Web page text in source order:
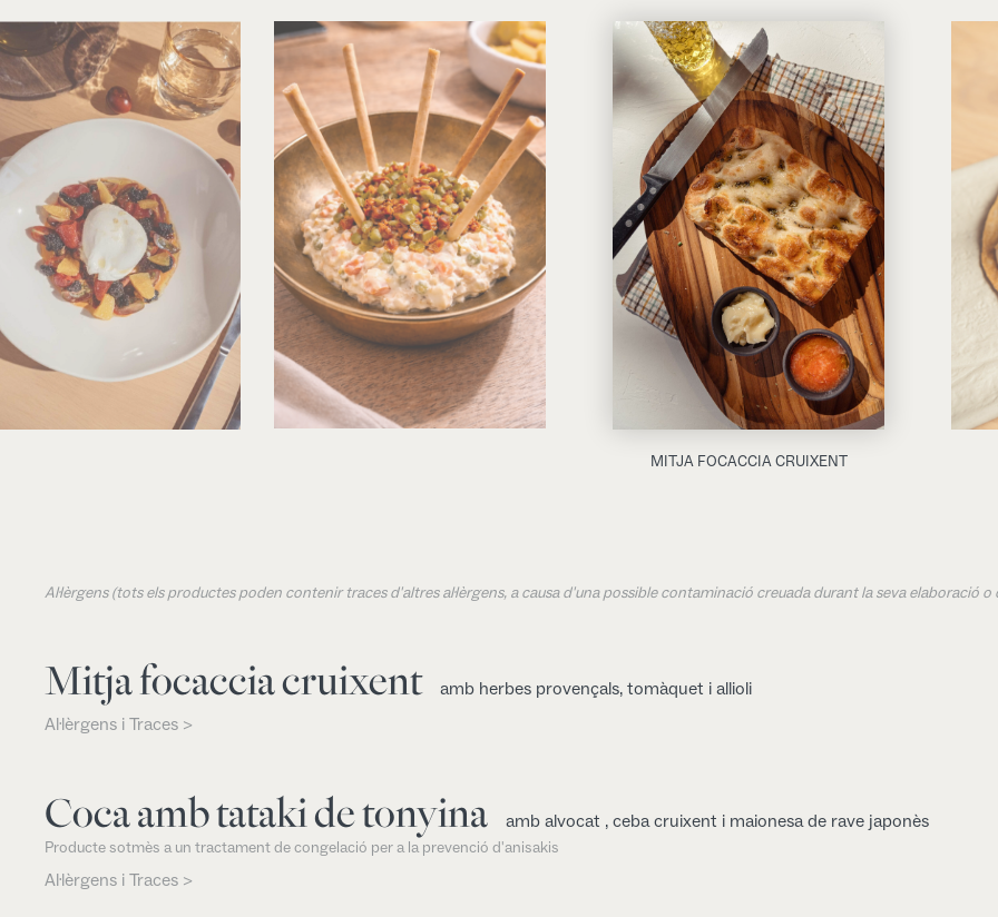
MITJA FOCACCIA CRUIXENT
Al·lèrgens (tots els productes poden contenir traces d'altres al·lèrgens, a causa d'una possible contaminació creuada durant la seva elaboració o
Mitja focaccia cruixent
amb herbes provençals, tomàquet i allioli
Al·lèrgens i Traces >
Coca amb tataki de tonyina amb alvocat , ceba cruixent i maionesa de rave japonès
Producte sotmès a un tractament de congelació per a la prevenció d'anisakis
Al·lèrgens i Traces >